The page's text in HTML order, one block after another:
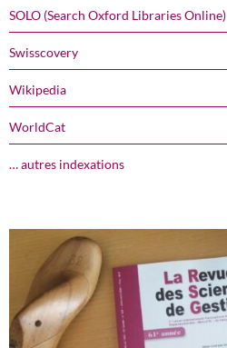
SOLO (Search Oxford Libraries Online)
Swisscovery
Wikipedia
WorldCat
… autres indexations